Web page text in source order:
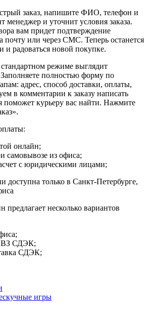
заказ, напишите ФИО, телефон и
менеджер и уточнит условия заказа.
вам придет подтверждение
почту или через СМС. Теперь останется
и радоваться новой покупке.
режиме выглядит
полностью форму по
адрес, способ доставки, оплаты,
в комментарии к заказу написать
поможет курьеру вас найти. Нажмите
онлайн;
самовывозе из офиса;
с юридическими лицами;
доступна только в Санкт-Петербурге,
предлагает несколько вариантов
СДЭК;
СДЭК;
игры